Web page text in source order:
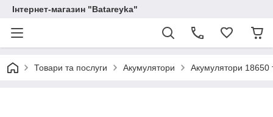
Інтернет-магазин "Batareyka"
Товари та послуги Акумулятори Акумулятори 18650